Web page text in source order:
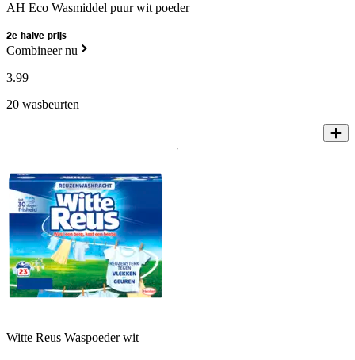
AH Eco Wasmiddel puur wit poeder
2e halve prijs
Combineer nu
3.99
20 wasbeurten
Witte Reus Waspoeder wit